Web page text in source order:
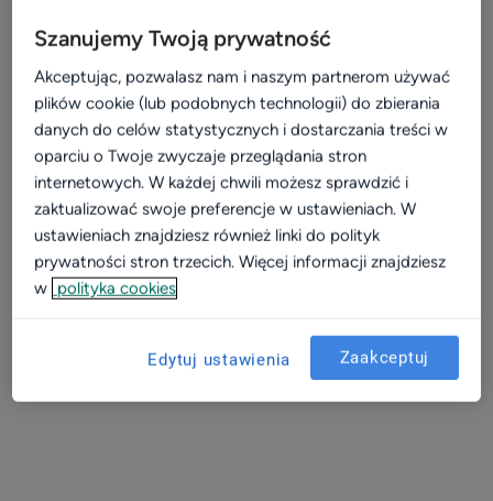
Video
Wizerunek
Dla placówki
Kalkulator
Efektywność i rozwój
Widoczność w sieci
Komunikacja z pacjentami
Czy Twoje metody kontrolowania ruchu są
skuteczne?
Ile Twoja placówka mogłaby zyskać
wdrażając odpowiednie procedury na
recepcji?
Na te i wiele innych zagadnień odpowiada Adrian
Augustyniak manager produktu ZnanyLekarz
Zapraszamy do obejrzenia materiału!
Szanujemy Twoją prywatność
Akceptując, pozwalasz nam i naszym partnerom używać
plików cookie (lub podobnych technologii) do zbierania
danych do celów statystycznych i dostarczania treści w
oparciu o Twoje zwyczaje przeglądania stron
internetowych. W każdej chwili możesz sprawdzić i
zaktualizować swoje preferencje w ustawieniach. W
ustawieniach znajdziesz również linki do polityk
prywatności stron trzecich. Więcej informacji znajdziesz
w polityka cookies
Edytuj ustawienia Zaakceptuj